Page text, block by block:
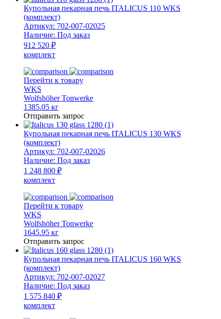
Купольная пекарная печь ITALICUS 110 WKS
(комплект)
Артикул: 702-007-02025
Наличие: Под заказ
912 520 ₽
комплект
Перейти к товару
WKS
Wolfshöher Tonwerke
1385.05 кг
Отправить запрос
Купольная пекарная печь ITALICUS 130 WKS
(комплект)
Артикул: 702-007-02026
Наличие: Под заказ
1 248 800 ₽
комплект
Перейти к товару
WKS
Wolfshöher Tonwerke
1645.95 кг
Отправить запрос
Купольная пекарная печь ITALICUS 160 WKS
(комплект)
Артикул: 702-007-02027
Наличие: Под заказ
1 575 840 ₽
комплект